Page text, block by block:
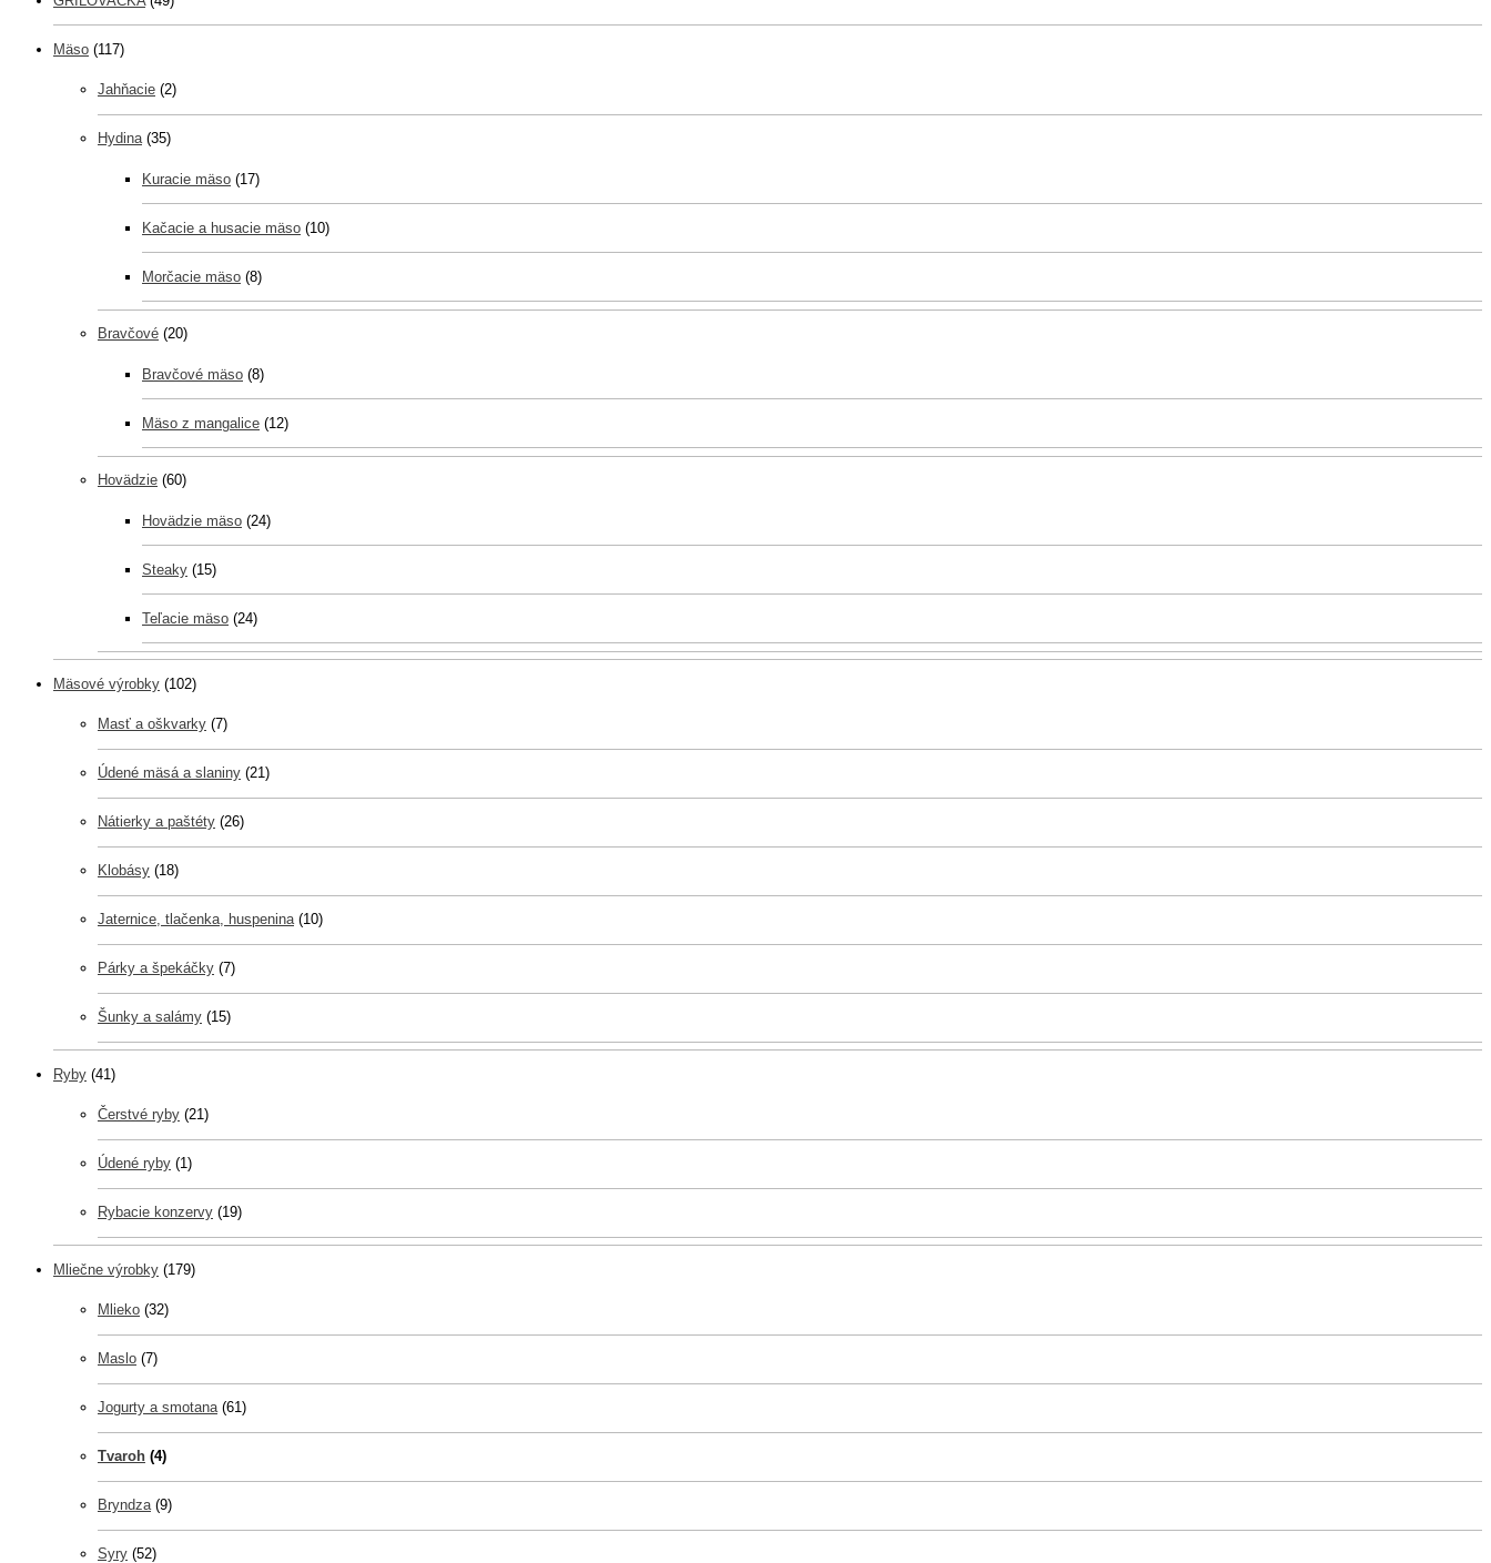
Mäso (117)
Jahňacie (2)
Hydina (35)
Kuracie mäso (17)
Kačacie a husacie mäso (10)
Morčacie mäso (8)
Bravčové (20)
Bravčové mäso (8)
Mäso z mangalice (12)
Hovädzie (60)
Hovädzie mäso (24)
Steaky (15)
Teľacie mäso (24)
Mäsové výrobky (102)
Masť a oškvarky (7)
Údené mäsá a slaniny (21)
Nátierky a paštéty (26)
Klobásy (18)
Jaternice, tlačenka, huspenina (10)
Párky a špekáčky (7)
Šunky a salámy (15)
Ryby (41)
Čerstvé ryby (21)
Údené ryby (1)
Rybacie konzervy (19)
Mliečne výrobky (179)
Mlieko (32)
Maslo (7)
Jogurty a smotana (61)
Tvaroh (4)
Bryndza (9)
Syry (52)